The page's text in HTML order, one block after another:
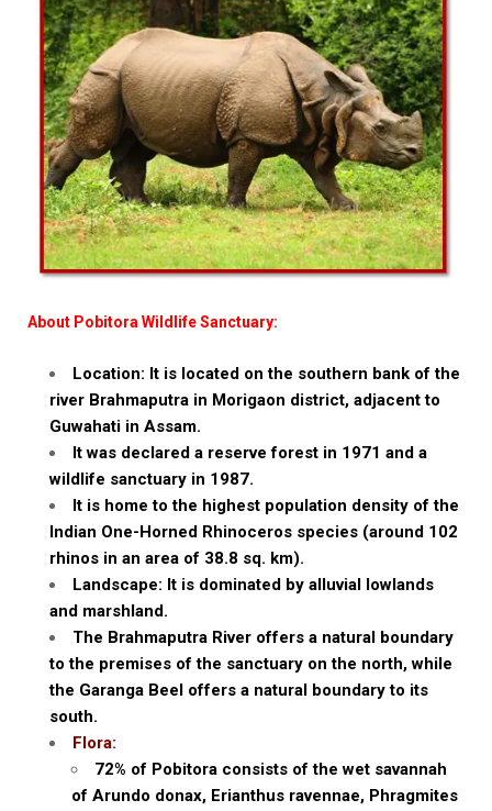
About Pobitora Wildlife Sanctuary:
Location: It is located on the southern bank of the
river Brahmaputra in Morigaon district, adjacent to
Guwahati in Assam.
It was declared a reserve forest in 1971 and a
wildlife sanctuary in 1987.
It is home to the highest population density of the
Indian One-Horned Rhinoceros species (around 102
rhinos in an area of 38.8 sq. km).
Landscape: It is dominated by alluvial lowlands
and marshland.
The Brahmaputra River offers a natural boundary
to the premises of the sanctuary on the north, while
the Garanga Beel offers a natural boundary to its
south.
Flora:
72% of Pobitora consists of the wet savannah
of Arundo donax, Erianthus ravennae, Phragmites